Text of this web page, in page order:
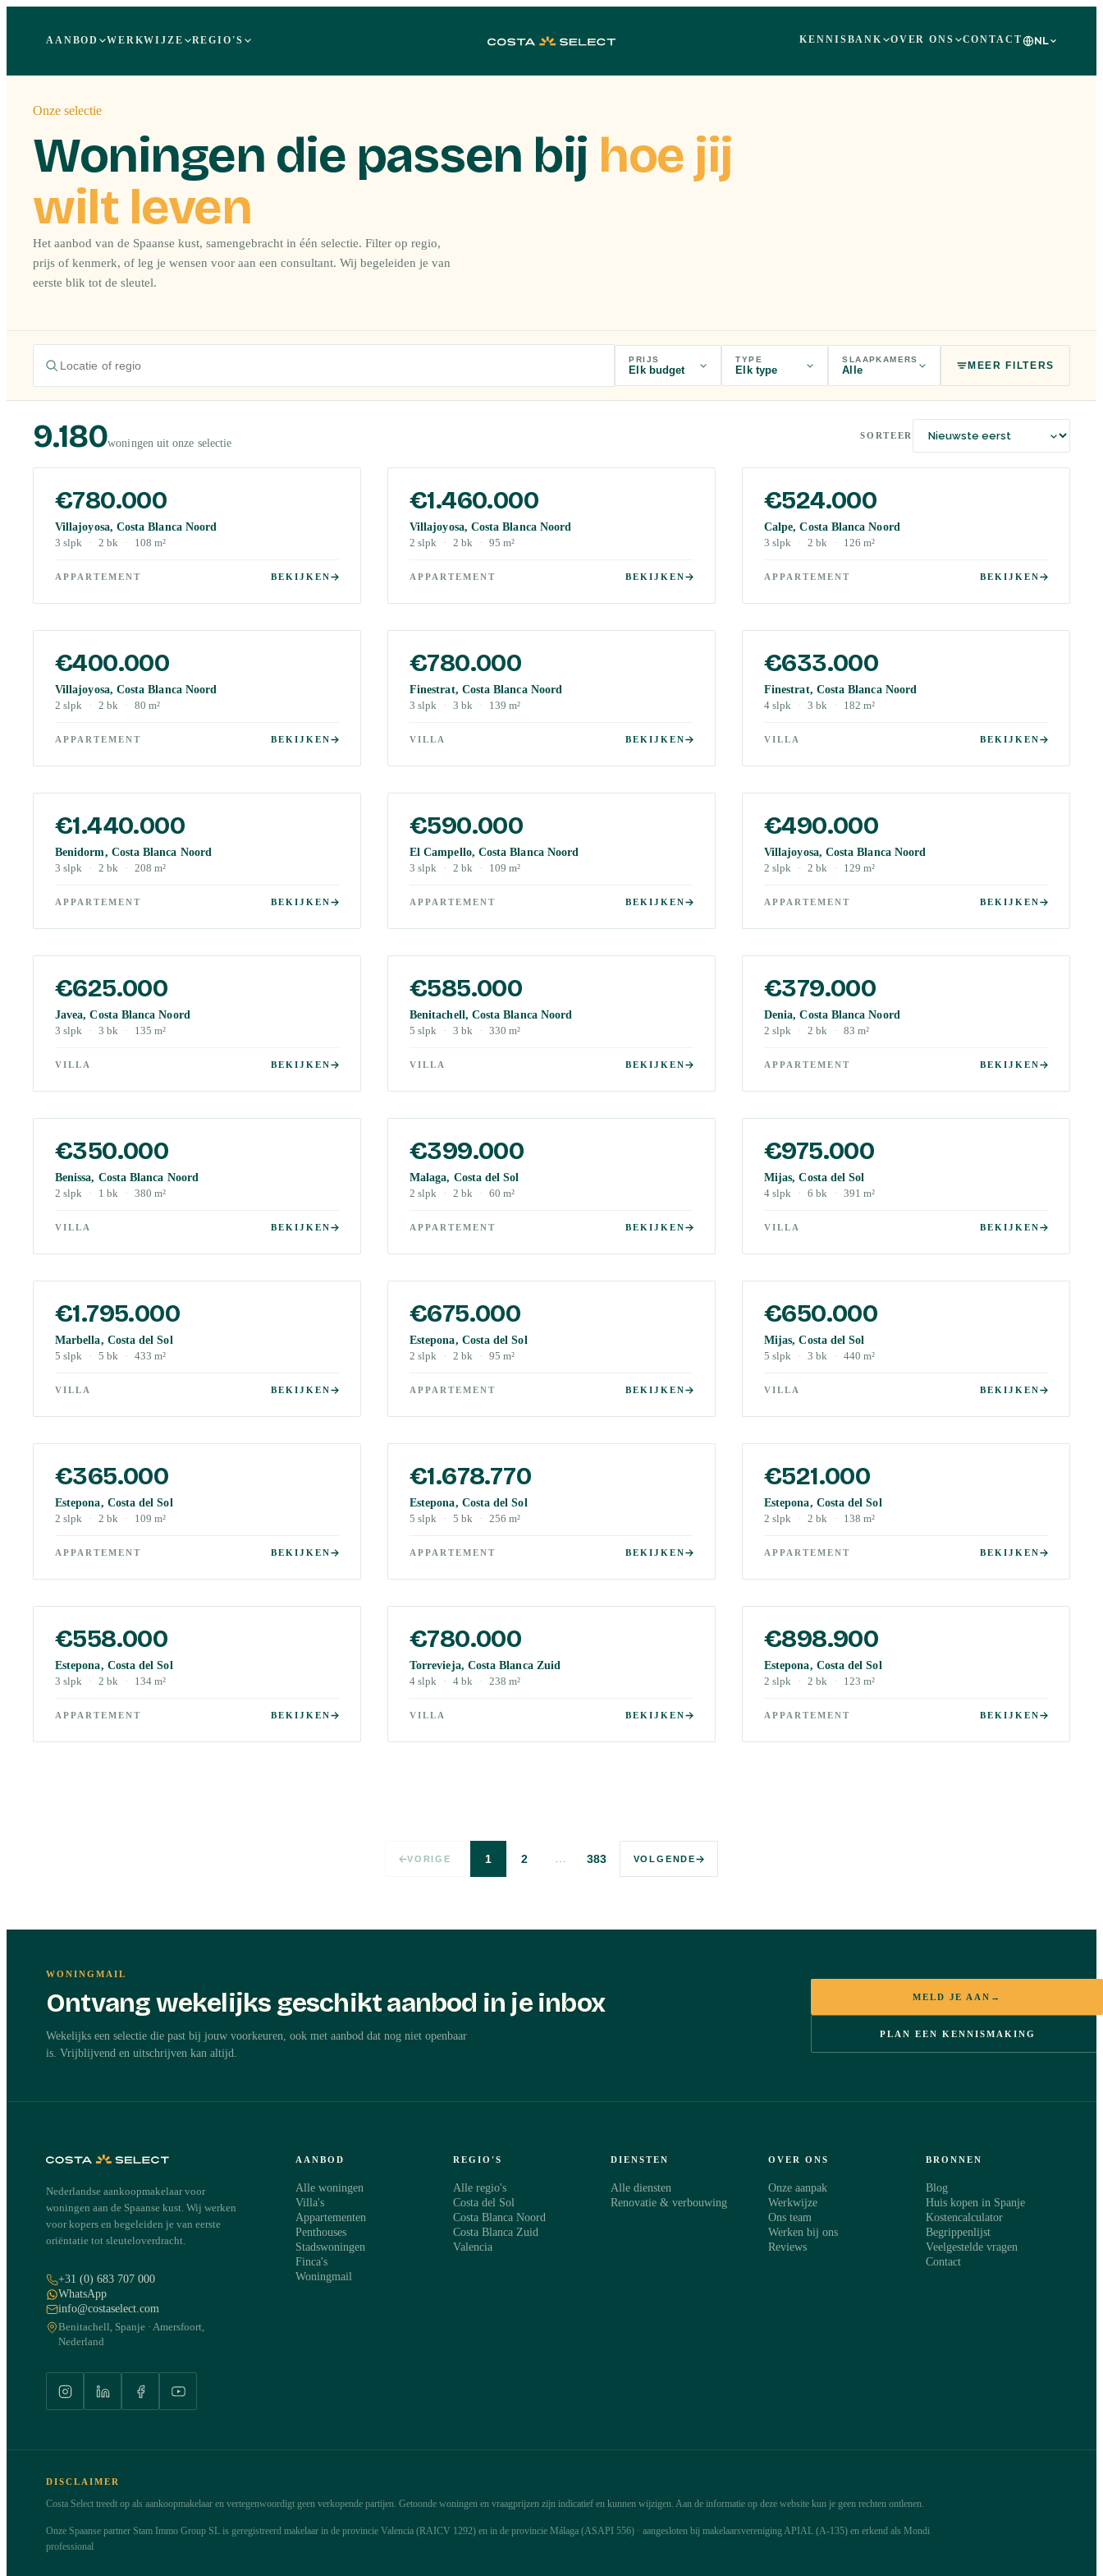
AANBOD WERKWIJZE REGIO'S KENNISBANK OVER ONS CONTACT NL
Onze selectie
Woningen die passen bij hoe jij
wilt leven
Het aanbod van de Spaanse kust, samengebracht in één selectie. Filter op regio,
prijs of kenmerk, of leg je wensen voor aan een consultant. Wij begeleiden je van
eerste blik tot de sleutel.
PRIJS
Elk budget
TYPE
Elk type
SLAAPKAMERS
Alle MEER FILTERS
9.180woningen uit onze selectie
SORTEER
€780.000
Villajoyosa, Costa Blanca Noord
3 slpk · 2 bk · 108 m²
APPARTEMENT BEKIJKEN
€1.460.000
Villajoyosa, Costa Blanca Noord
2 slpk · 2 bk · 95 m²
APPARTEMENT BEKIJKEN
€524.000
Calpe, Costa Blanca Noord
3 slpk · 2 bk · 126 m²
APPARTEMENT BEKIJKEN
€400.000
Villajoyosa, Costa Blanca Noord
2 slpk · 2 bk · 80 m²
APPARTEMENT BEKIJKEN
€780.000
Finestrat, Costa Blanca Noord
3 slpk · 3 bk · 139 m²
VILLA BEKIJKEN
€633.000
Finestrat, Costa Blanca Noord
4 slpk · 3 bk · 182 m²
VILLA BEKIJKEN
€1.440.000
Benidorm, Costa Blanca Noord
3 slpk · 2 bk · 208 m²
APPARTEMENT BEKIJKEN
€590.000
El Campello, Costa Blanca Noord
3 slpk · 2 bk · 109 m²
APPARTEMENT BEKIJKEN
€490.000
Villajoyosa, Costa Blanca Noord
2 slpk · 2 bk · 129 m²
APPARTEMENT BEKIJKEN
€625.000
Javea, Costa Blanca Noord
3 slpk · 3 bk · 135 m²
VILLA BEKIJKEN
€585.000
Benitachell, Costa Blanca Noord
5 slpk · 3 bk · 330 m²
VILLA BEKIJKEN
€379.000
Denia, Costa Blanca Noord
2 slpk · 2 bk · 83 m²
APPARTEMENT BEKIJKEN
€350.000
Benissa, Costa Blanca Noord
2 slpk · 1 bk · 380 m²
VILLA BEKIJKEN
€399.000
Malaga, Costa del Sol
2 slpk · 2 bk · 60 m²
APPARTEMENT BEKIJKEN
€975.000
Mijas, Costa del Sol
4 slpk · 6 bk · 391 m²
VILLA BEKIJKEN
€1.795.000
Marbella, Costa del Sol
5 slpk · 5 bk · 433 m²
VILLA BEKIJKEN
€675.000
Estepona, Costa del Sol
2 slpk · 2 bk · 95 m²
APPARTEMENT BEKIJKEN
€650.000
Mijas, Costa del Sol
5 slpk · 3 bk · 440 m²
VILLA BEKIJKEN
€365.000
Estepona, Costa del Sol
2 slpk · 2 bk · 109 m²
APPARTEMENT BEKIJKEN
€1.678.770
Estepona, Costa del Sol
5 slpk · 5 bk · 256 m²
APPARTEMENT BEKIJKEN
€521.000
Estepona, Costa del Sol
2 slpk · 2 bk · 138 m²
APPARTEMENT BEKIJKEN
€558.000
Estepona, Costa del Sol
3 slpk · 2 bk · 134 m²
APPARTEMENT BEKIJKEN
€780.000
Torrevieja, Costa Blanca Zuid
4 slpk · 4 bk · 238 m²
VILLA BEKIJKEN
€898.900
Estepona, Costa del Sol
2 slpk · 2 bk · 123 m²
APPARTEMENT BEKIJKEN
VORIGE 1 2 … 383 VOLGENDE
WONINGMAIL
Ontvang wekelijks geschikt aanbod in je inbox
Wekelijks een selectie die past bij jouw voorkeuren, ook met aanbod dat nog niet openbaar
is. Vrijblijvend en uitschrijven kan altijd.
MELD JE AAN →
PLAN EEN KENNISMAKING
Nederlandse aankoopmakelaar voor
woningen aan de Spaanse kust. Wij werken
voor kopers en begeleiden je van eerste
oriëntatie tot sleuteloverdracht.
+31 (0) 683 707 000
WhatsApp
info@costaselect.com
Benitachell, Spanje · Amersfoort,
Nederland
AANBOD
Alle woningen
Villa's
Appartementen
Penthouses
Stadswoningen
Finca's
Woningmail
REGIO'S
Alle regio's
Costa del Sol
Costa Blanca Noord
Costa Blanca Zuid
Valencia
DIENSTEN
Alle diensten
Renovatie & verbouwing
OVER ONS
Onze aanpak
Werkwijze
Ons team
Werken bij ons
Reviews
BRONNEN
Blog
Huis kopen in Spanje
Kostencalculator
Begrippenlijst
Veelgestelde vragen
Contact
DISCLAIMER
Costa Select treedt op als aankoopmakelaar en vertegenwoordigt geen verkopende partijen. Getoonde woningen en vraagprijzen zijn indicatief en kunnen wijzigen. Aan de informatie op deze website kun je geen rechten ontlenen.
Onze Spaanse partner Stam Immo Group SL is geregistreerd makelaar in de provincie Valencia (RAICV 1292) en in de provincie Málaga (ASAPI 556) · aangesloten bij makelaarsvereniging APIAL (A-135) en erkend als Mondi
professional